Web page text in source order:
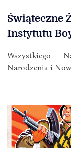
Świąteczne
Instytutu
Wszystkiego
Narodzenia i